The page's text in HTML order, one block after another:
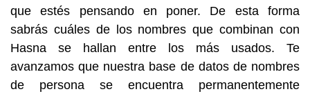
que estés pensando en poner. De esta forma
sabrás cuáles de los nombres que combinan con
Hasna se hallan entre los más usados. Te
avanzamos que nuestra base de datos de nombres
de persona se encuentra permanentemente